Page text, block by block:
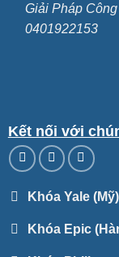
Giải Pháp
0401922153
Kết nối với
Khóa Yale (Mỹ)
Khóa Epic